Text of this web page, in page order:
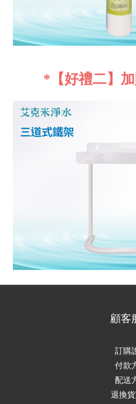
*【好禮二】
顧客
訂購
付款
配送
退換